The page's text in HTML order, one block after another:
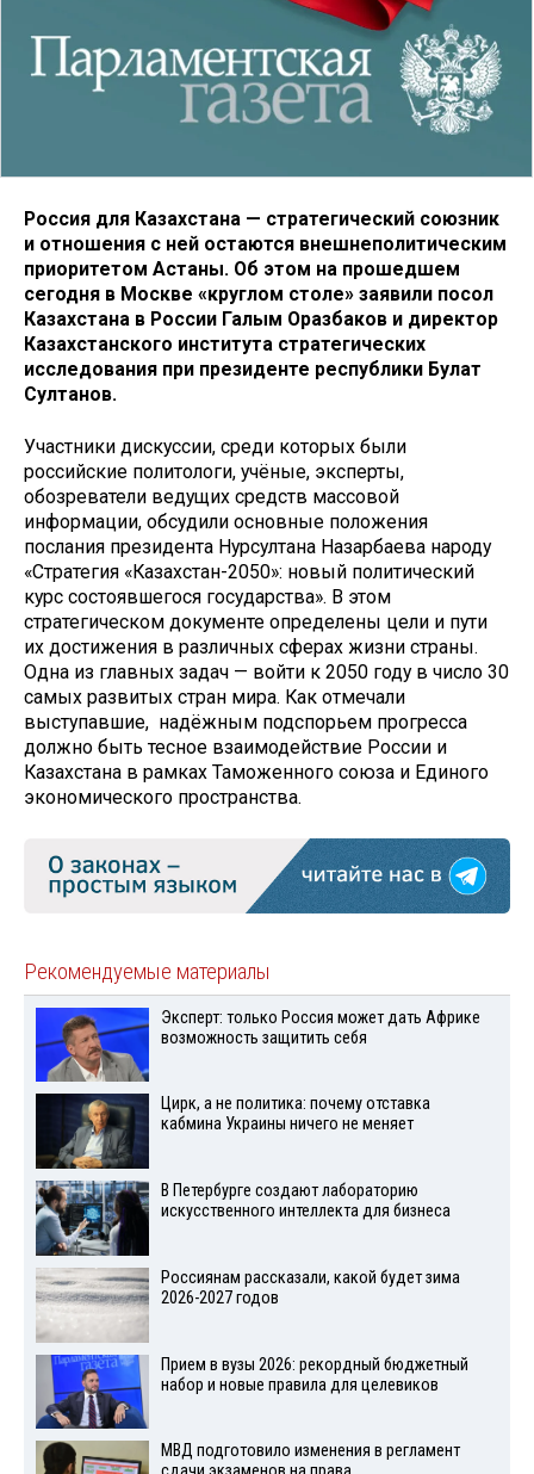
Россия для Казахстана — стратегический союзник
и отношения с ней остаются внешнеполитическим
приоритетом Астаны. Об этом на прошедшем
сегодня в Москве «круглом столе» заявили посол
Казахстана в России Галым Оразбаков и директор
Казахстанского института стратегических
исследования при президенте республики Булат
Султанов.
Участники дискуссии, среди которых были
российские политологи, учёные, эксперты,
обозреватели ведущих средств массовой
информации, обсудили основные положения
послания президента Нурсултана Назарбаева народу
«Стратегия «Казахстан-2050»: новый политический
курс состоявшегося государства». В этом
стратегическом документе определены цели и пути
их достижения в различных сферах жизни страны.
Одна из главных задач — войти к 2050 году в число 30
самых развитых стран мира. Как отмечали
выступавшие, надёжным подспорьем прогресса
должно быть тесное взаимодействие России и
Казахстана в рамках Таможенного союза и Единого
экономического пространства.
Рекомендуемые материалы
Эксперт: только Россия может дать Африке
возможность защитить себя
Цирк, а не политика: почему отставка
кабмина Украины ничего не меняет
В Петербурге создают лабораторию
искусственного интеллекта для бизнеса
Россиянам рассказали, какой будет зима
2026-2027 годов
Прием в вузы 2026: рекордный бюджетный
набор и новые правила для целевиков
МВД подготовило изменения в регламент